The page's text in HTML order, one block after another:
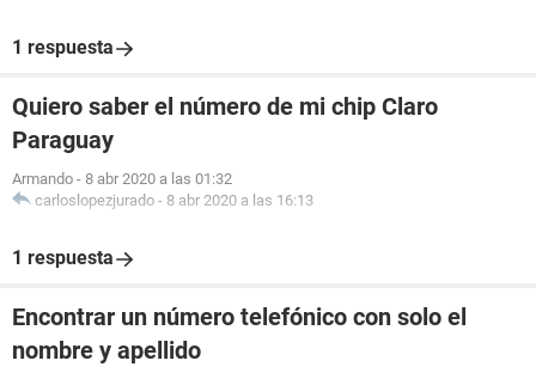
1 respuesta
Quiero saber el número de mi chip Claro
Paraguay
Armando - 8 abr 2020 a las 01:32
carloslopezjurado - 8 abr 2020 a las 16:13
1 respuesta
Encontrar un número telefónico con solo el
nombre y apellido